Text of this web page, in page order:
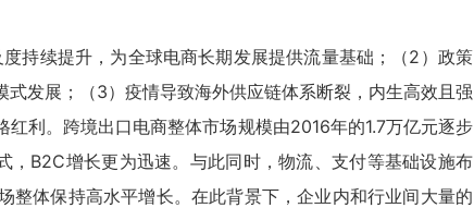
持续提升，为全球电商长期发展提供流量基础；（2）政策
发展；（3）疫情导致海外供应链体系断裂，内生高效且强
利。跨境出口电商整体市场规模由2016年的1.7万亿元逐步
B2C增长更为迅速。与此同时，物流、支付等基础设施布
整体保持高水平增长。在此背景下，企业内和行业间大量的